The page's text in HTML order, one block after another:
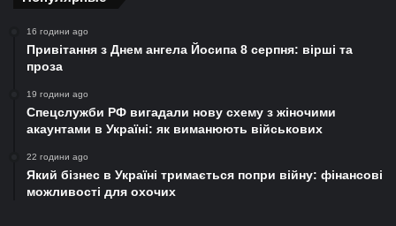
16 години ago
Привітання з Днем ангела Йосипа 8 серпня: вірші та
проза
19 години ago
Спецслужби РФ вигадали нову схему з жіночими
акаунтами в Україні: як виманюють військових
22 години ago
Який бізнес в Україні тримається попри війну: фінансові
можливості для охочих